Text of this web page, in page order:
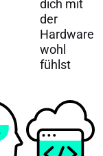
dich mit
der
Hardware
wohl
fühlst